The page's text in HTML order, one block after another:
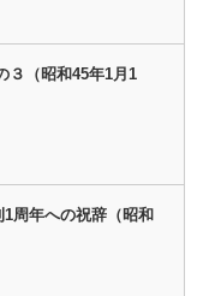
３（昭和45年1月1
周年への祝辞（昭和